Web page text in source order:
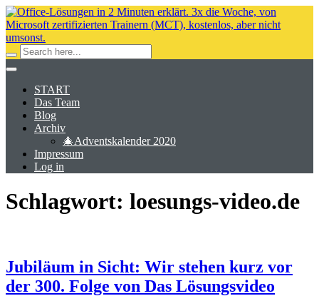
START
Das Team
Blog
Archiv
🎄Adventskalender 2020
Impressum
Log in
Schlagwort: loesungs-video.de
Jubiläum in Sicht: Wir stehen kurz vor
der 300. Folge von Das Lösungsvideo